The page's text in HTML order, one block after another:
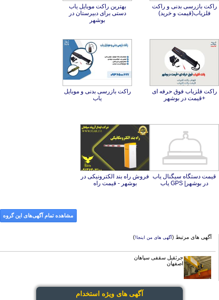
راکت بازرسی بدنی و راکت
فلزیاب(قیمت و خرید)
بهترین راکت موبایل یاب
دستی برای دبیرستان در
بوشهر
راکت فلزیاب فوق حرفه ای
+قیمت در بوشهر
راکت بازرسی بدنی و موبایل
یاب
قیمت دستگاه سیگنال یاب
در بوشهر| GPS یاب
فروش راه بند الکترونیکی در
بوشهر - قیمت راه
مشاهده تمام آگهی‌های این گروه
آگهی های مرتبط (آگهی های من اینجا!)
جرثقیل سقفی سپاهان
اصفهان
آگهی های ویژه استخدام